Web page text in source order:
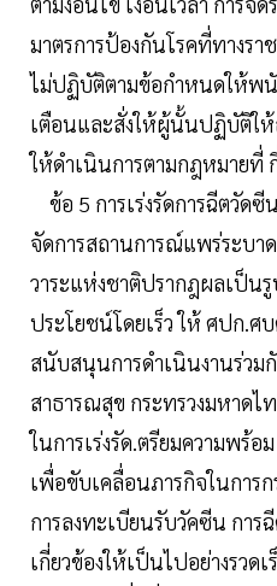
มาตรการป้องกันโรคที่ทางร
ไม่ปฏิบัติตามข้อกำหนดให้พนั
เตือนและสั่งให้ผู้นั้นปฏิบัติใ
ให้ดำเนินการตามกฎหมายที่
ข้อ 5 การเร่งรัดการฉีตวัด
จัดการสถานการณ์แพร่ระบา
วาระแห่งชาติปรากฎผลเป็น
ประโยชน์โดยเร็ว ให้ ศปก.ศ
สนับสนุนการดำเนินงานร่วม
สาธารณสุข กระทรวงมหาดไ
ในการเร่งรัด.ตรียมความพร้
เพื่อขับเคลื่อนภารกิจในการ
การลงทะเบียนรับวัคซีน การ
เกี่ยวข้องให้เป็นไปอย่างรว